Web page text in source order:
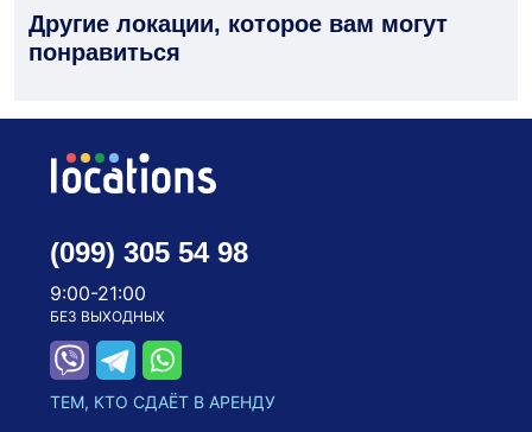
Другие локации, которое вам могут
понравиться
(099) 305 54 98
9:00-21:00
БЕЗ ВЫХОДНЫХ
ТЕМ, КТО СДАЁТ В АРЕНДУ